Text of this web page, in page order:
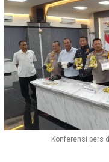
Konferensi pers